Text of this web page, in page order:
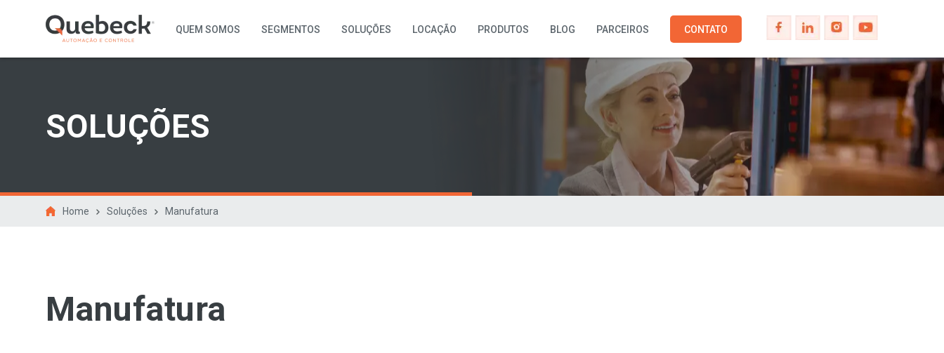
QUEM SOMOS SEGMENTOS SOLUÇÕES LOCAÇÃO PRODUTOS BLOG PARCEIROS CONTATO
SOLUÇÕES
Home Soluções Manufatura
Manufatura